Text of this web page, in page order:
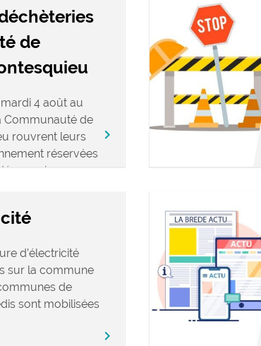
de
4 août au
Communauté de
rouvrent leurs
réservées
keyboard_arrow_right
d’électricité
sur la commune
de
sont mobilisées
keyboard_arrow_right